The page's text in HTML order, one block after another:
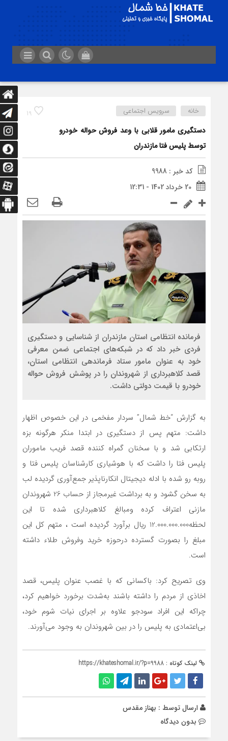
19 خانه سرویس اجتماعی
دستگیری مامور قلابی با وعد فروش حواله خودرو
توسط پلیس فتا مازندران
کد خبر : 9988
20 خرداد 1402 - 12:31
فرمانده انتظامی استان مازندران از شناسایی و دستگیری
فردی خبر داد که در شبکه‌های اجتماعی ضمن معرفی
خود به عنوان مامور ستاد فرماندهی انتظامی استان،
قصد کلاهبرداری از شهروندان را در پوشش فروش حواله
خودرو با قیمت دولتی داشت.
به گزارش “خط شمال” سردار مفخمی در این خصوص اظهار
داشت: متهم پس از دستگیری در ابتدا منکر هرگونه بزه
ارتکابی شد و با سخنان گمراه کننده قصد فریب ماموران
پلیس فتا را داشت که با هوشیاری کارشناسان پلیس فتا و
روبه‌ رو شده با ادله دیجیتال انکارناپذیر جمع‌آوری گردیده لب
به سخن گشود و به برداشت غیرمجاز از حساب 26 شهروندان
مازنی اعتراف کرده‌ ومبالغ کلاهبرداری شده تا این
لحظه12.000.000.000 ریال برآورد گردیده است ، متهم کل این
مبلغ را بصورت گسترده درحوزه خرید وفروش طلاء داشته
است.
وی تصریح کرد: باکسانی که با غصب عنوان پلیس، قصد
اخاذی از مردم را داشته باشند به‌شدت برخورد خواهیم کرد،
چراکه این افراد سودجو علاوه بر اجرای نیات شوم خود،
بی‌اعتمادی به پلیس را در بین شهروندان به وجود می‌آورند.
لینک کوتاه : https://khateshomal.ir/?p=9988
ارسال توسط : بهناز مقدس
بدون دیدگاه